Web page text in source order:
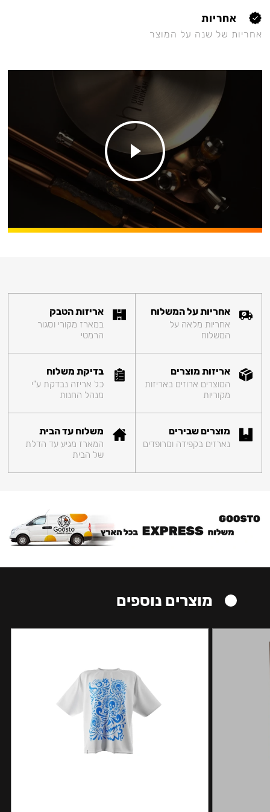
אחריות
אחריות של שנה על המוצר
אחריות על המשלוח
אחריות מלאה על
המשלוח
אריזות הטבק
במארז מקורי וסגור
הרמטי
אריזות מוצרים
המוצרים ארוזים באריזות
מקוריות
בדיקת משלוח
כל אריזה נבדקת ע"י
מנהל החנות
מוצרים שבירים
נארזים בקפידה ומרופדים
משלוח עד הבית
המארז מגיע עד הדלת
של הבית
מוצרים נוספים